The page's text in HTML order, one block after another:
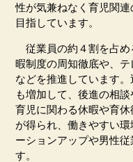
性が気兼ねなく育児関
目指しています。
従業員の約４割を占め
暇制度の周知徹底や、
などを推進しています
も増加して、後進の相
育児に関わる休暇や育
が得られ、働きやすい
ーションアップや男性
す。